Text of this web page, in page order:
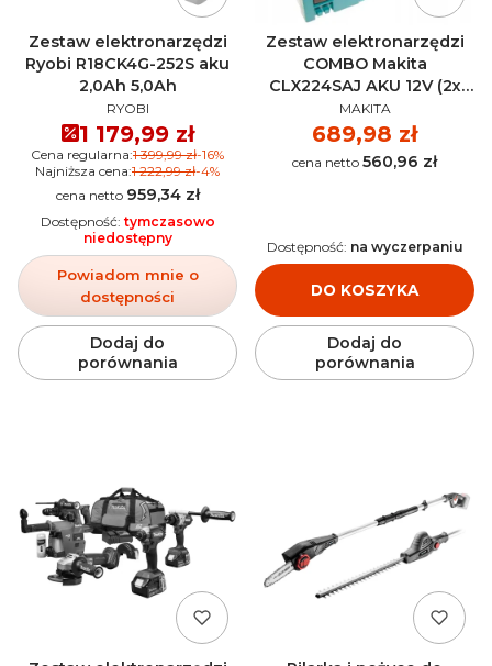
Zestaw elektronarzędzi
Ryobi R18CK4G-252S aku
2,0Ah 5,0Ah
PRODUCENT
RYOBI
Cena promocyjna
1 179,99 zł
Cena regularna:1 399,99 zł-16%
Najniższa cena:1 222,99 zł-4%
Cena
959,34 zł
Powiadom mnie o
dostępności
Dostępność: tymczasowo
niedostępny
Dodaj do
porównania
Zestaw elektronarzędzi
COMBO Makita
CLX224SAJ AKU 12V (2x
2.0Ah)
PRODUCENT
MAKITA
Cena
689,98 zł
Cena 560,96 zł
DO KOSZYKA
Dostępność: na wyczerpaniu
Dodaj do
porównania